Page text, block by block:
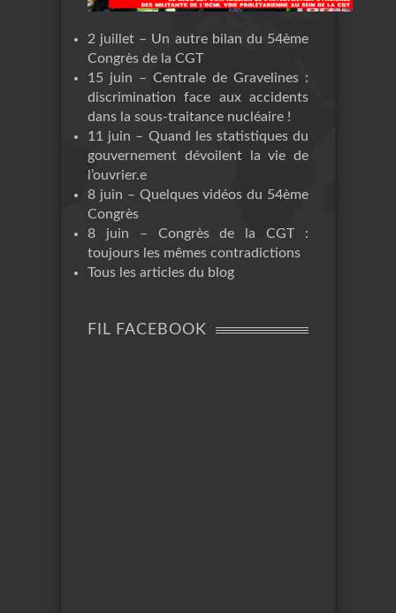
2 juillet – Un autre bilan du 54ème
Congrès de la CGT
15 juin – Centrale de Gravelines :
discrimination face aux accidents
dans la sous-traitance nucléaire !
11 juin – Quand les statistiques du
gouvernement dévoilent la vie de
l’ouvrier.e
8 juin – Quelques vidéos du 54ème
Congrès
8 juin – Congrès de la CGT :
toujours les mêmes contradictions
Tous les articles du blog
FIL FACEBOOK